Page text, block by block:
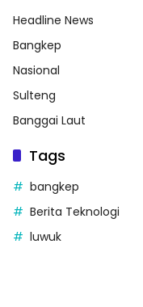
Headline News
Bangkep
Nasional
Sulteng
Banggai Laut
Tags
bangkep
Berita Teknologi
luwuk